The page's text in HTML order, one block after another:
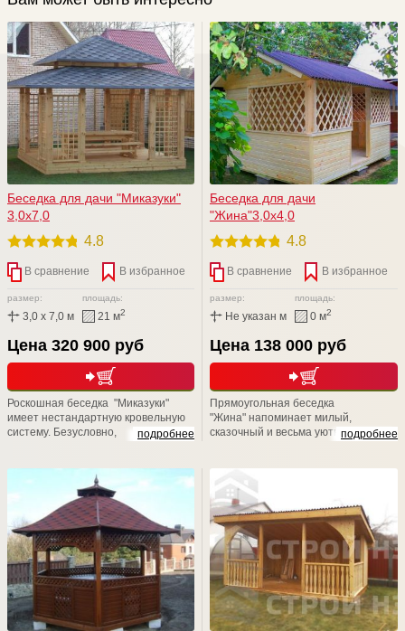
Беседка для дачи "Mиказуки"
3,0х7,0
4.8
В сравнение В избранное
размер:
3,0 x 7,0 м
площадь:
21 м2
Цена 320 900 руб
подробнее
Роскошная беседка "Mиказуки"
имеет нестандартную кровельную
систему. Безусловно,
нетипичному дизайнерскому
решению, но и быстрому удалению
дыма за пределы места отдыха.
Возможен любой размерный ряд!
Беседка для дачи
"Жина"3,0х4,0
4.8
В сравнение В избранное
размер:
Не указан м
площадь:
0 м2
Цена 138 000 руб
подробнее
Прямоугольная беседка
"Жина" напоминает милый,
сказочный и весьма уютный
но и в период межсезонья. За
дополнительную плату имеется
возможность смены базового
кровельного материала, а также
установку входной филенчатой
двери.